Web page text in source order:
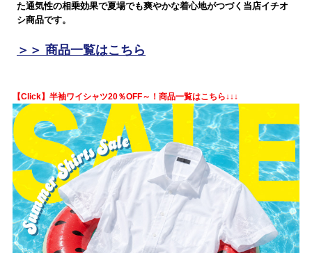
た通気性の相乗効果で夏場でも爽やかな着心地がつづく当店イチオ
シ商品です。
＞＞ 商品一覧はこちら
【Click】半袖ワイシャツ20％OFF～！商品一覧はこちら↓↓↓